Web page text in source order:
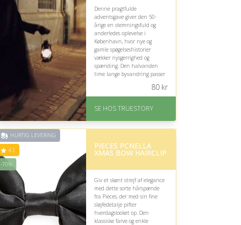
Denne pragtfulde
adventsgave giver den 50-
årige en stemningsfuld og
anderledes oplevelse i
København, hvor nye og
gamle spøgelseshistorier
vækker nysgerrighed og
spænding. Den halvanden
time lange byvandring passer
fortællinger og historiske
omgivelser.
På lager
gavekort med det samme
Fremragende Trustpilot
80kr
SE HOS TRUESTORY
HURTIG LEVERING
4.1
-70%
PIECES PCNELLA
XMAS BOW HAIRCLIP
Giv et skønt strejf af elegance
med dette sorte hårspænde
fra Pieces, der med sin fine
sløjfedetalje pifter
hverdagslooket op. Den
klassiske farve og enkle